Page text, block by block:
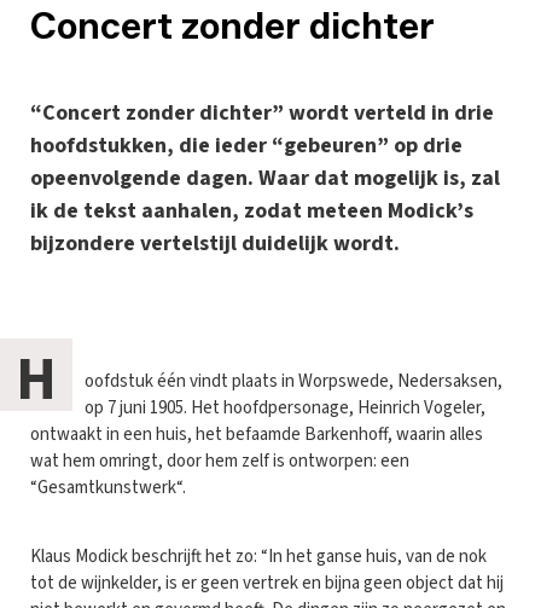
Concert zonder dichter
“Concert zonder dichter” wordt verteld in drie
hoofdstukken, die ieder “gebeuren” op drie
opeenvolgende dagen. Waar dat mogelijk is, zal
ik de tekst aanhalen, zodat meteen Modick’s
bijzondere vertelstijl duidelijk wordt.
H
oofdstuk één vindt plaats in Worpswede, Nedersaksen,
op 7 juni 1905. Het hoofdpersonage, Heinrich Vogeler,
ontwaakt in een huis, het befaamde Barkenhoff, waarin alles
wat hem omringt, door hem zelf is ontworpen: een
“Gesamtkunstwerk“.
Klaus Modick beschrijft het zo: “In het ganse huis, van de nok
tot de wijnkelder, is er geen vertrek en bijna geen object dat hij